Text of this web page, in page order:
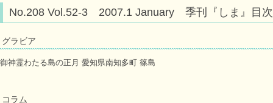
No.208 Vol.52-3 2007.1 January 季刊『しま』目次
グラビア
御神霊わたる島の正月 愛知県南知多町 篠島
コラム